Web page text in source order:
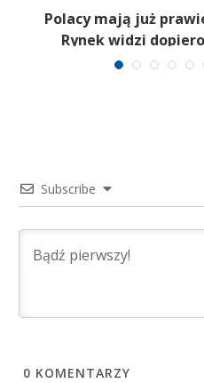
Polacy mają już
Rynek widzi
Subscribe
0 KOMENTARZY